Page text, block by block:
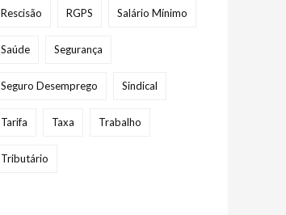
Rescisão RGPS Salário Mínimo
Saúde Segurança
Seguro Desemprego Sindical
Tarifa Taxa Trabalho
Tributário